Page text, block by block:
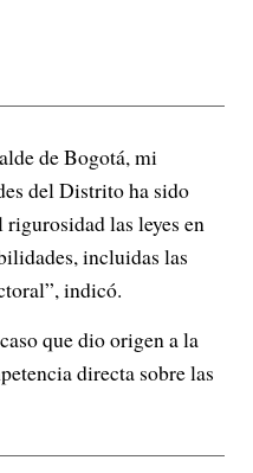
de Bogotá, mi
del Distrito ha sido
las leyes en
incluidas las
indicó.
que dio origen a la
directa sobre las